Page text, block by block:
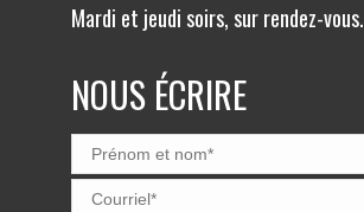
Mardi et jeudi soirs, sur rendez-vous.
NOUS ÉCRIRE